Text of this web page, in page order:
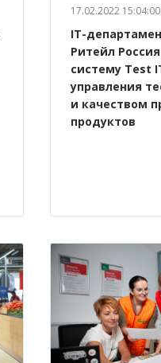
17.02.2022 15:04:00
IT-
Ритейл
систему Test
управления
и качеством
продуктов